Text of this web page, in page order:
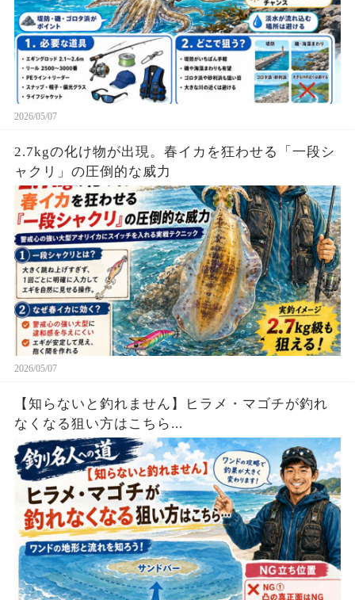
2026/05/07
2.7kgの化け物が出現。春イカを狂わせる「一段シ
ャクリ」の圧倒的な威力
2026/05/07
【知らないと釣れません】ヒラメ・マゴチが釣れ
なくなる狙い方はこちら...